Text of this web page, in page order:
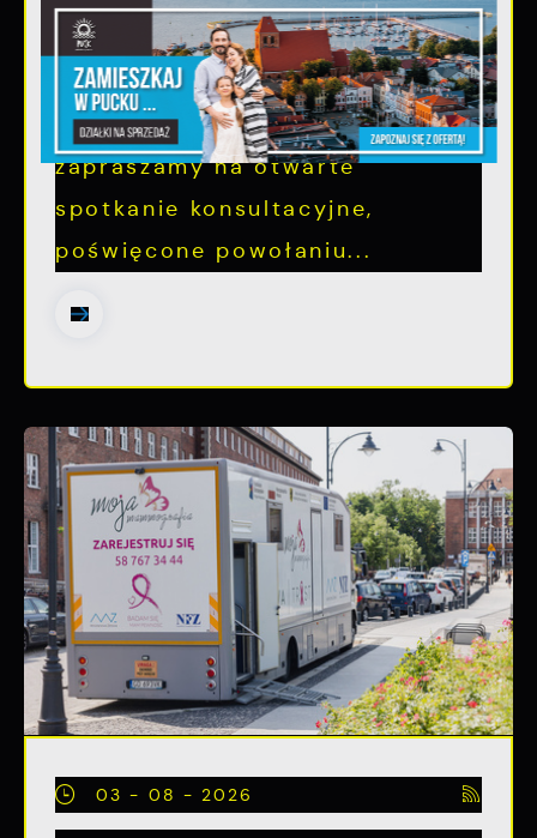
metropolitalnego w
województwie pomorskim
Szanowni Państwo, serdecznie
zapraszamy na otwarte
spotkanie konsultacyjne,
poświęcone powołaniu...
03 - 08 - 2026